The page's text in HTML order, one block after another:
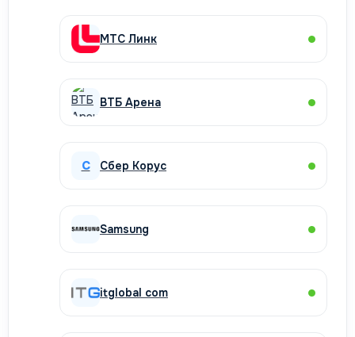
МТС Линк
ВТБ Арена
С Сбер Корус
Samsung
itglobal com